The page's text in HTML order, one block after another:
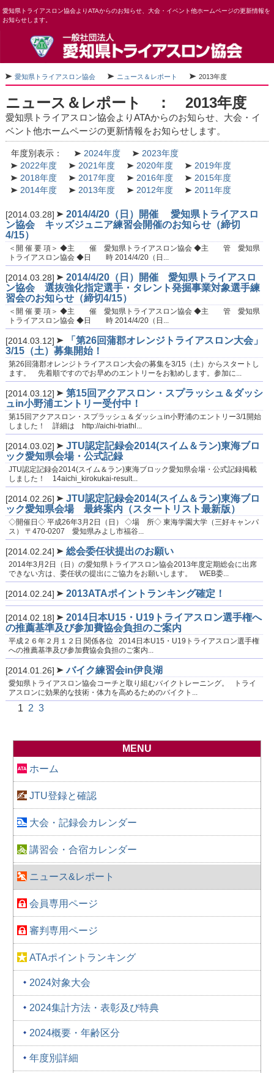
愛知県トライアスロン協会よりATAからのお知らせ、大会・イベント他ホームページの更新情報を
お知らせします。
愛知県トライアスロン協会 ニュース＆レポート 2013年度
ニュース＆レポート ： 2013年度
愛知県トライアスロン協会よりATAからのお知らせ、大会・イ
ベント他ホームページの更新情報をお知らせします。
年度別表示： 2024年度
2023年度
2022年度
2021年度 2020年度
2019年度
2018年度
2017年度 2016年度
2015年度
2014年度
2013年度 2012年度 2011年度
[2014.03.28]
2014/4/20（日）開催 愛知県トライアスロ
ン協会 キッズジュニア練習会開催のお知らせ（締切
4/15）
＜開 催 要 項＞ ◆主 催 愛知県トライアスロン協会 ◆主 管 愛知県
トライアスロン協会 ◆日 時 2014/4/20（日...
[2014.03.28]
2014/4/20（日）開催 愛知県トライアスロ
ン協会 選抜強化指定選手・タレント発掘事業対象選手練
習会のお知らせ（締切4/15）
＜開 催 要 項＞ ◆主 催 愛知県トライアスロン協会 ◆主 管 愛知県
トライアスロン協会 ◆日 時 2014/4/20（日...
[2014.03.12]
「第26回蒲郡オレンジトライアスロン大会」
3/15（土）募集開始！
第26回蒲郡オレンジトライアスロン大会の募集を3/15（土）からスタートし
ます。 先着順ですのでお早めのエントリーをお勧めします。参加に...
[2014.03.12]
第15回アクアスロン・スプラッシュ＆ダッシ
ュin小野浦エントリー受付中！
第15回アクアスロン・スプラッシュ＆ダッシュin小野浦のエントリー3/1開始
しました！ 詳細は http://aichi-triathl...
[2014.03.02]
JTU認定記録会2014(スイム＆ラン)東海ブロ
ック愛知県会場・公式記録
JTU認定記録会2014(スイム＆ラン)東海ブロック愛知県会場・公式記録掲載
しました！ 14aichi_kirokukai-result...
[2014.02.26]
JTU認定記録会2014(スイム＆ラン)東海ブロ
ック愛知県会場 最終案内（スタートリスト最新版）
◇開催日◇ 平成26年3月2日（日） ◇場 所◇ 東海学園大学（三好キャンパ
ス） 〒470-0207 愛知県みよし市福谷...
[2014.02.24] 総会委任状提出のお願い
2014年3月2日（日）の愛知県トライアスロン協会2013年度定期総会に出席
できない方は、委任状の提出にご協力をお願いします。 WEB委...
[2014.02.24] 2013ATAポイントランキング確定！
[2014.02.18]
2014日本U15・U19トライアスロン選手権へ
の推薦基準及び参加費協会負担のご案内
平成２６年２月１２日 関係各位 2014日本U15・U19トライアスロン選手権
への推薦基準及び参加費協会負担のご案内...
[2014.01.26] バイク練習会in伊良湖
愛知県トライアスロン協会コーチと取り組むバイクトレーニング。 トライ
アスロンに効果的な技術・体力を高めるためのバイクト...
1 2 3
MENU
ホーム
JTU登録と確認
大会・記録会カレンダー
講習会・合宿カレンダー
ニュース&レポート
会員専用ページ
審判専用ページ
ATAポイントランキング
2024対象大会
2024集計方法・表彰及び特典
2024概要・年齢区分
年度別詳細